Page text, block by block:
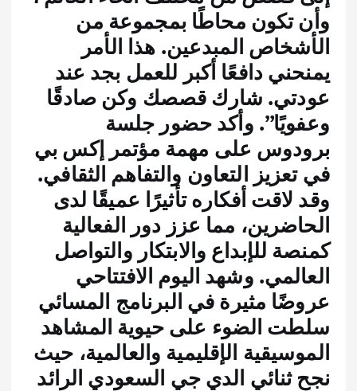
وأن تكون محاطًا بمجموعة من
الأشخاص المبدعين. هذا الأمر
يمنحني دافعًا أكبر للعمل بجد عند
عودتي. شارك قصصك وكن صادقًا
وعفويًا”. وأكد حضور جلسة
برودوس على مهمة مؤتمر إكس بي
في تعزيز التعاون والتفاهم الثقافي.
وقد لاقت أفكاره تأثيرًا عميقًا لدى
الحاضرين، مما عزز دور الفعالية
كمنصة للإبداع والابتكار والتواصل
العالمي. وشهد اليوم الافتتاحي
عروضًا مثيرة في البرنامج المسائي
سلطت الضوء على حيوية المشاهد
الموسيقية الإقليمية والعالمية، حيث
نجح ثنائي الدي جي السعودي الرائد